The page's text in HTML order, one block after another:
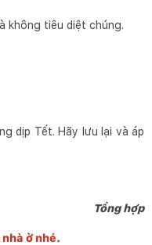
không tiêu diệt chúng.
dịp Tết. Hãy lưu lại và áp
Tổng hợp
ở nhé.